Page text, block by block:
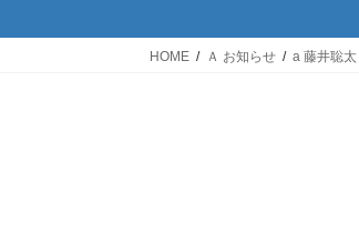
HOME Ａ お知らせ a 藤井聡